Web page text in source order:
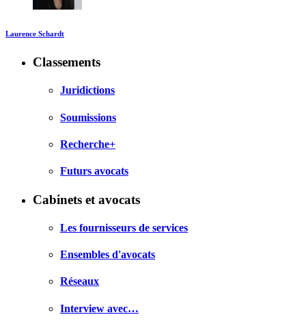
Laurence Schardt
Classements
Juridictions
Soumissions
Recherche+
Futurs avocats
Cabinets et avocats
Les fournisseurs de services
Ensembles d'avocats
Réseaux
Interview avec…